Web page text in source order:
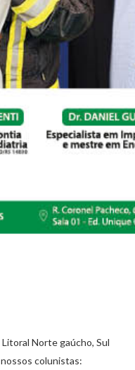
Norte gaúcho, Sul
colunistas: